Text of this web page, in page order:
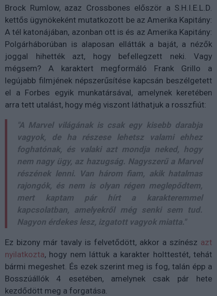
Brock Rumlow, azaz Crossbones először a S.H.I.E.L.D.
kettős ügynökeként mutatkozott be az Amerika Kapitány:
A tél katonájában, azonban ott is és az Amerika Kapitány:
Polgárháborúban is alaposan ellátták a baját, a nézők
joggal hihették azt, hogy befellegzett neki. Vagy
mégsem? A karaktert megformáló Frank Grillo a
legújabb filmjének népszerűsítése kapcsán beszélgetett
el a Forbes egyik munkatársával, amelynek keretében
arra tett utalást, hogy még viszont láthatjuk a rosszfiút:
"A Marvel világának is csak egy kisebb darabja
vagyok, de ha részese lehetsz valami ehhez
foghatónak, és valaki azt mondja neked, hogy
nem nagy ügy, az hazugság. Nagyszerű a Marvel
részének lenni. Van három fiam, akik hatalmas
rajongók, és nem is olyan régen meglepődtem,
mert kaptam pár hírt a karakteremmel
kapcsolatban, amelyekről még senki sem tud.
Nagyon érdekes lesz, izgatott vagyok miatta."
Ez bizony már tavaly is felvetődött, akkor a színész azt
nyilatkozta, hogy nem láttuk a karakter holttestét, tehát
bármi megeshet. És ezek szerint meg is fog, talán épp a
Bosszúállók 4 esetében, amelynek csak pár hete
kezdődött meg a forgatása.